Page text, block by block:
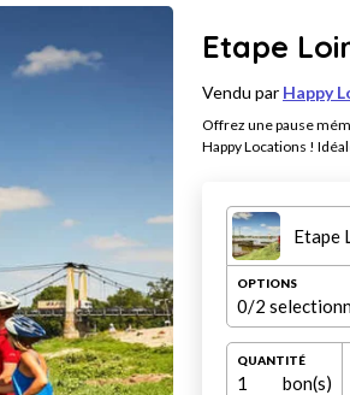
Etape
Vendu par Happy
Offrez une pause
Happy Locations !
Etape
OPTIONS
0/2
QUANTITÉ
1 bon(s)